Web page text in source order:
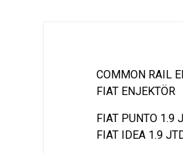
COMMON RAIL
FIAT ENJEKTÖR
FIAT PUNTO 1.9
FIAT IDEA 1.9